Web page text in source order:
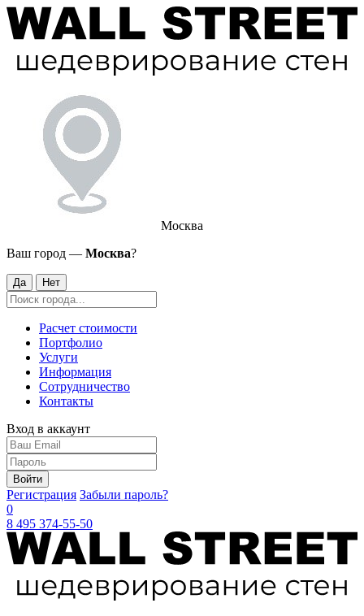
Москва
Ваш город — Москва?
Да Нет
Расчет стоимости
Портфолио
Услуги
Информация
Сотрудничество
Контакты
Вход в аккаунт
Войти
Регистрация Забыли пароль?
0
8 495 374-55-50